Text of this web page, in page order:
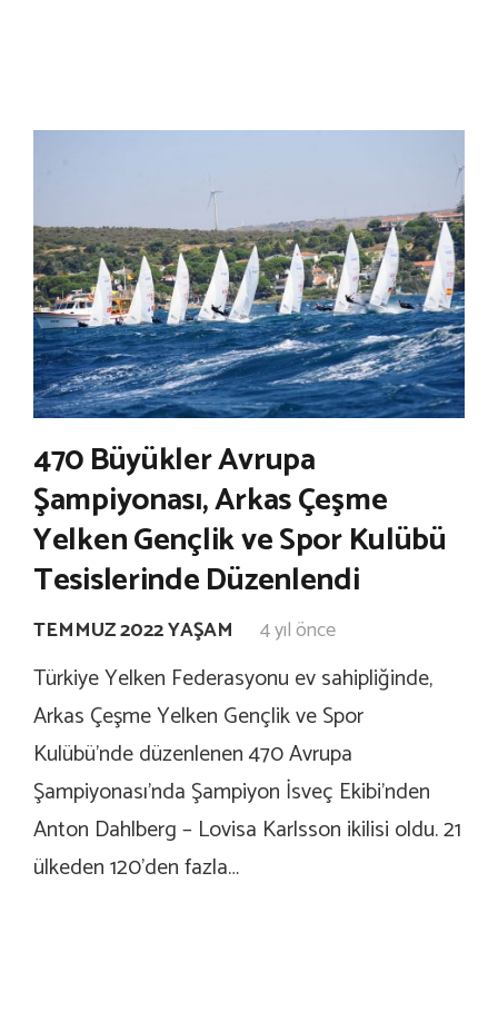
470 Büyükler Avrupa
Şampiyonası, Arkas Çeşme
Yelken Gençlik ve Spor Kulübü
Tesislerinde Düzenlendi
TEMMUZ 2022 YAŞAM 4 yıl önce
Türkiye Yelken Federasyonu ev sahipliğinde,
Arkas Çeşme Yelken Gençlik ve Spor
Kulübü’nde düzenlenen 470 Avrupa
Şampiyonası’nda Şampiyon İsveç Ekibi’nden
Anton Dahlberg – Lovisa Karlsson ikilisi oldu. 21
ülkeden 120’den fazla…